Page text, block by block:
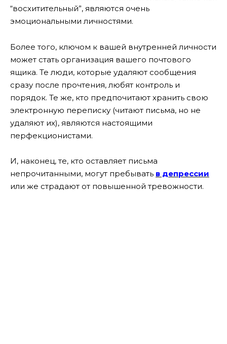
“восхитительный”, являются очень
эмоциональными личностями.
Более того, ключом к вашей внутренней личности
может стать организация вашего почтового
ящика. Те люди, которые удаляют сообщения
сразу после прочтения, любят контроль и
порядок. Те же, кто предпочитают хранить свою
электронную переписку (читают письма, но не
удаляют их), являются настоящими
перфекционистами.
И, наконец, те, кто оставляет письма
непрочитанными, могут пребывать в депрессии
или же страдают от повышенной тревожности.